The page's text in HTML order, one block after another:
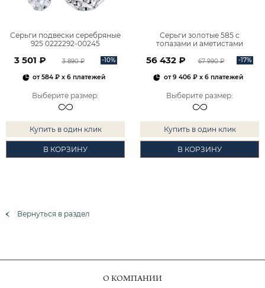
Серьги подвески серебряные
925 0222292-00245
3 501 ₽ 3 890 ₽ -10%
от584 ₽ x 6 платежей
Выберите размер:
Купить в один клик
В КОРЗИНУ
Серьги золотые 585 с
топазами и аметистами
56 432 ₽ 67 990 ₽ -17%
от9 406 ₽x 6 платежей
Выберите размер:
Купить в один клик
В КОРЗИНУ
Вернуться в раздел
О КОМПАНИИ